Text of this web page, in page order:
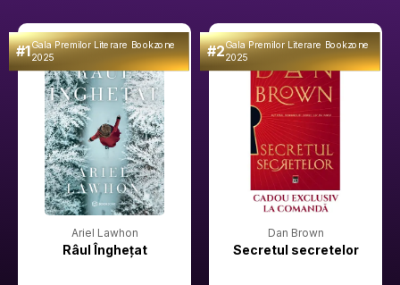
#1Gala Premilor Literare Bookzone
2025
Ariel Lawhon
Râul Înghețat
#2Gala Premilor Literare Bookzone
2025
Dan Brown
Secretul secretelor